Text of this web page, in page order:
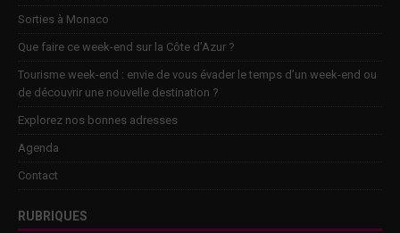
Sorties à Monaco
Que faire ce week-end sur la Côte d’Azur ?
Tourisme week-end : envie de vous évader le temps d’un week-end ou
de découvrir une nouvelle destination ?
Explorez nos bonnes adresses
Agenda
Contact
RUBRIQUES